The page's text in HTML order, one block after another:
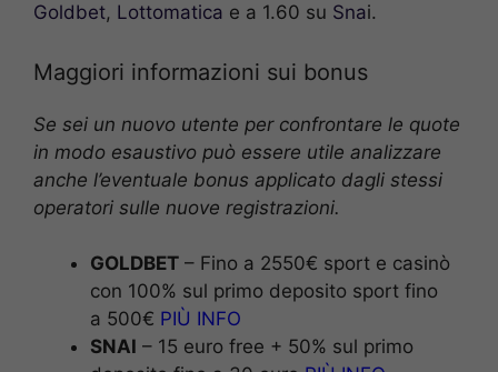
Goldbet, Lottomatica e a 1.60 su Snai.
Maggiori informazioni sui bonus
Se sei un nuovo utente per confrontare le quote
in modo esaustivo può essere utile analizzare
anche l’eventuale bonus applicato dagli stessi
operatori sulle nuove registrazioni.
GOLDBET – Fino a 2550€ sport e casinò
con 100% sul primo deposito sport fino
a 500€ PIÙ INFO
SNAI – 15 euro free + 50% sul primo